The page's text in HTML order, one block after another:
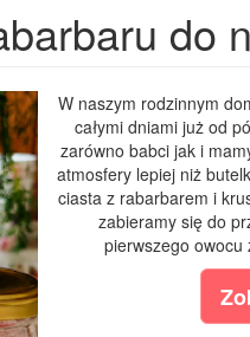
do
W naszym rodzinnym
całymi dniami już od
zarówno babci jak i
atmosfery lepiej niż
ciasta z rabarbarem i
zabieramy się do
pierwszego